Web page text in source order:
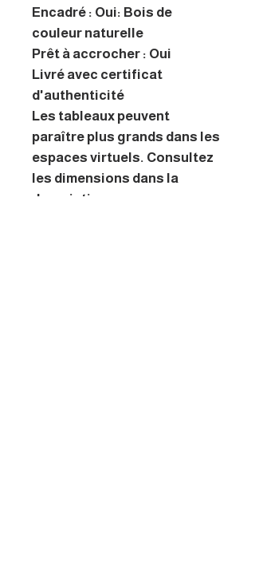
Encadré : Oui: Bois de
couleur naturelle
Prêt à accrocher : Oui
Livré avec certificat
d'authenticité
Les tableaux peuvent
paraître plus grands dans les
espaces virtuels. Consultez
les dimensions dans la
description.